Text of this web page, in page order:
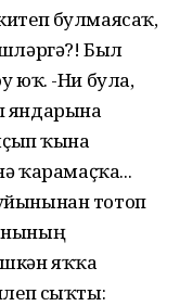
булмаясаҡ,
Был
юҡ. -Ни булһа,
яндарына
ҡына
ҡарамаҫҡа...
тотоп
яҡҡа
сыҡты: